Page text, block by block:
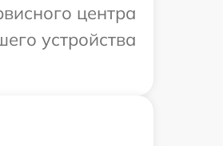
центра
устройства